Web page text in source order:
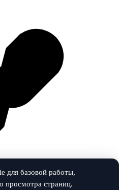
для базовой работы,
просмотра страниц.